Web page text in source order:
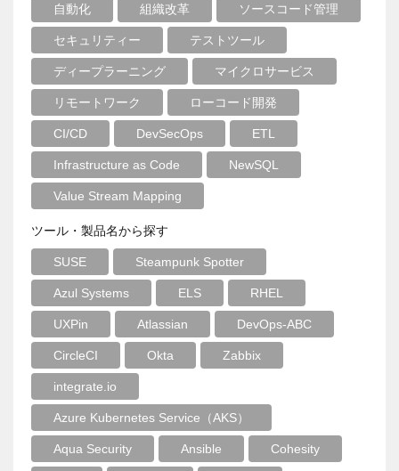
自動化 組織改革 ソースコード管理
セキュリティー テストツール
ディープラーニング マイクロサービス
リモートワーク ローコード開発
CI/CD DevSecOps ETL
Infrastructure as Code NewSQL
Value Stream Mapping
ツール・製品名から探す
SUSE Steampunk Spotter
Azul Systems ELS RHEL
UXPin Atlassian DevOps-ABC
CircleCI Okta Zabbix
integrate.io
Azure Kubernetes Service（AKS）
Aqua Security Ansible Cohesity